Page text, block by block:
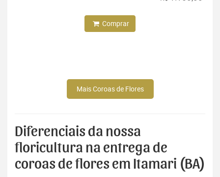
Comprar
Mais Coroas de Flores
Diferenciais da nossa
floricultura na entrega de
coroas de flores em Itamari (BA)